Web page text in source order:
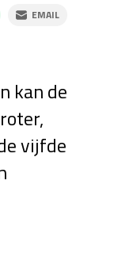
EMAIL
kan de
vijfde